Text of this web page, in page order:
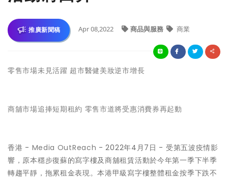
推廣新聞稿 Apr 08,2022 商品與服務 商業
零售市場未見活躍 超市醫健美妝逆市增長
商舖市場追捧短期租約 零售市道將受惠消費券再起動
香港 - Media OutReach - 2022年4月7日 - 受第五波疫情影
響，原本穩步復蘇的寫字樓及商舖租賃活動於今年第一季下半季
轉趨平靜，拖累租金表現。本港甲級寫字樓整體租金按季下跌不